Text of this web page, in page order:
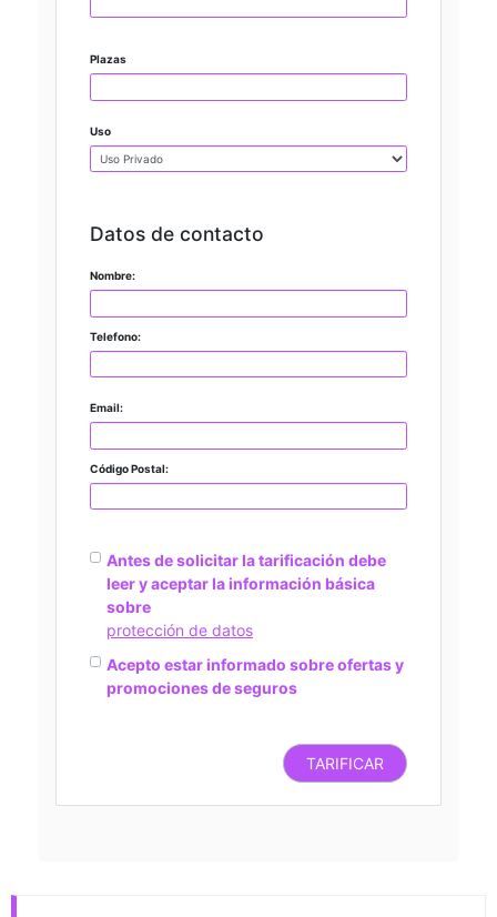
Plazas
Uso
Datos de contacto
Nombre:
Telefono:
Email:
Código Postal:
Antes de solicitar la tarificación debe
leer y aceptar la información básica
sobre
protección de datos
Acepto estar informado sobre ofertas y
promociones de seguros
TARIFICAR